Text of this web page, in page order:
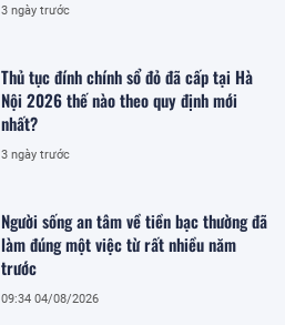
3 ngày trước
Thủ tục đính chính sổ đỏ đã cấp tại Hà
Nội 2026 thế nào theo quy định mới
nhất?
3 ngày trước
Người sống an tâm về tiền bạc thường đã
làm đúng một việc từ rất nhiều năm
trước
09:34 04/08/2026